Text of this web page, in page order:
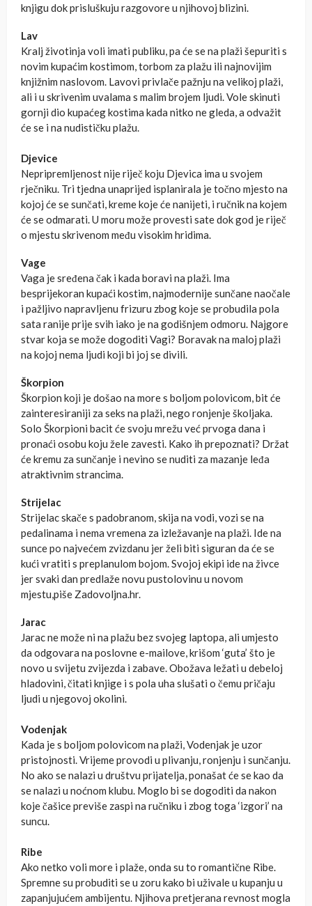
knjigu dok prisluškuju razgovore u njihovoj blizini.
Lav
Kralj životinja voli imati publiku, pa će se na plaži šepuriti s
novim kupaćim kostimom, torbom za plažu ili najnovijim
knjižnim naslovom. Lavovi privlače pažnju na velikoj plaži,
ali i u skrivenim uvalama s malim brojem ljudi. Vole skinuti
gornji dio kupaćeg kostima kada nitko ne gleda, a odvažit
će se i na nudističku plažu.
Djevice
Nepripremljenost nije riječ koju Djevica ima u svojem
rječniku. Tri tjedna unaprijed isplanirala je točno mjesto na
kojoj će se sunčati, kreme koje će nanijeti, i ručnik na kojem
će se odmarati. U moru može provesti sate dok god je riječ
o mjestu skrivenom među visokim hridima.
Vage
Vaga je sređena čak i kada boravi na plaži. Ima
besprijekoran kupaći kostim, najmodernije sunčane naočale
i pažljivo napravljenu frizuru zbog koje se probudila pola
sata ranije prije svih iako je na godišnjem odmoru. Najgore
stvar koja se može dogoditi Vagi? Boravak na maloj plaži
na kojoj nema ljudi koji bi joj se divili.
Škorpion
Škorpion koji je došao na more s boljom polovicom, bit će
zainteresiraniji za seks na plaži, nego ronjenje školjaka.
Solo Škorpioni bacit će svoju mrežu već prvoga dana i
pronaći osobu koju žele zavesti. Kako ih prepoznati? Držat
će kremu za sunčanje i nevino se nuditi za mazanje leđa
atraktivnim strancima.
Strijelac
Strijelac skače s padobranom, skija na vodi, vozi se na
pedalinama i nema vremena za izležavanje na plaži. Ide na
sunce po najvećem zvizdanu jer želi biti siguran da će se
kući vratiti s preplanulom bojom. Svojoj ekipi ide na živce
jer svaki dan predlaže novu pustolovinu u novom
mjestu,piše Zadovoljna.hr.
Jarac
Jarac ne može ni na plažu bez svojeg laptopa, ali umjesto
da odgovara na poslovne e-mailove, krišom ‘guta’ što je
novo u svijetu zvijezda i zabave. Obožava ležati u debeloj
hladovini, čitati knjige i s pola uha slušati o čemu pričaju
ljudi u njegovoj okolini.
Vodenjak
Kada je s boljom polovicom na plaži, Vodenjak je uzor
pristojnosti. Vrijeme provodi u plivanju, ronjenju i sunčanju.
No ako se nalazi u društvu prijatelja, ponašat će se kao da
se nalazi u noćnom klubu. Moglo bi se dogoditi da nakon
koje čašice previše zaspi na ručniku i zbog toga ‘izgori’ na
suncu.
Ribe
Ako netko voli more i plaže, onda su to romantične Ribe.
Spremne su probuditi se u zoru kako bi uživale u kupanju u
zapanjujućem ambijentu. Njihova pretjerana revnost mogla